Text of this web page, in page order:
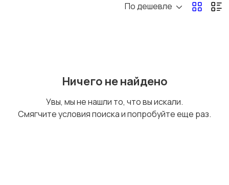
По дешевле
Ничего не найдено
Увы, мы не нашли то, что вы искали.
Смягчите условия поиска и попробуйте еще раз.